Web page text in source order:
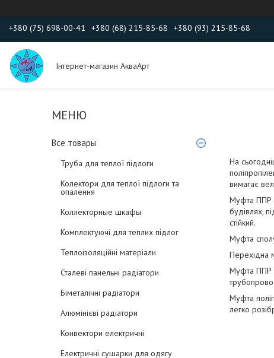
+380 (75) 698-00-41 +380 (68) 215-85-68 +380 (93) 215-85-68
Інтернет-магазин АкваАрт
Все товары
Труба для теплої підлоги
Колектори для теплої підлоги та
опалення
Коллекторные шкафы
Комплектуючі для теплих підлог
Теплоізоляційні матеріали
Сталеві панельні радіатори
Біметалічні радіатори
Алюмінієві радіатори
Конвектори електричні
Електричні сушарки для одягу
На
вимагає
Муфта ППР
будівлях,
стійкий.
Муфта
Перехідна
Муфта ППР
Муфта
легко